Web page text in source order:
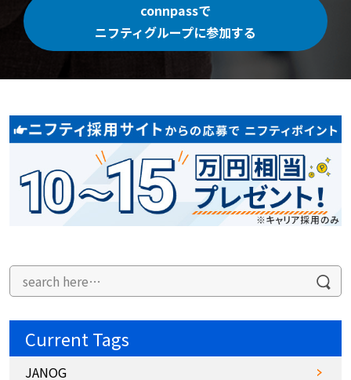
connpassで
ニフティグループに参加する
Current Tags
JANOG